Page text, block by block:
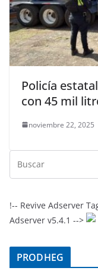
Policía
con 45 mil
noviembre 22, 2025
!-- Revive Adserver
Adserver v5.4.1 -->
PRODHEG